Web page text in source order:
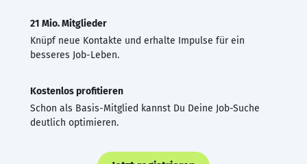
21 Mio. Mitglieder
Knüpf neue Kontakte und erhalte Impulse für ein
besseres Job-Leben.
Kostenlos profitieren
Schon als Basis-Mitglied kannst Du Deine Job-Suche
deutlich optimieren.